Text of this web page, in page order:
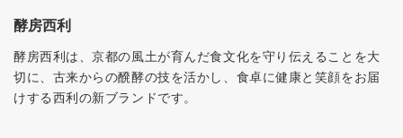
酵房西利
酵房西利は、京都の風土が育んだ食文化を守り伝えることを大
切に、古来からの醗酵の技を活かし、食卓に健康と笑顔をお届
けする西利の新ブランドです。